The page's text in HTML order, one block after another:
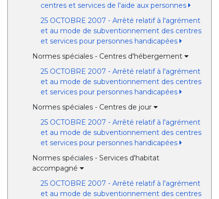
centres et services de l'aide aux personnes
25 OCTOBRE 2007 - Arrêté relatif à l'agrément
et au mode de subventionnement des centres
et services pour personnes handicapées
Normes spéciales - Centres d'hébergement
25 OCTOBRE 2007 - Arrêté relatif à l'agrément
et au mode de subventionnement des centres
et services pour personnes handicapées
Normes spéciales - Centres de jour
25 OCTOBRE 2007 - Arrêté relatif à l'agrément
et au mode de subventionnement des centres
et services pour personnes handicapées
Normes spéciales - Services d'habitat
accompagné
25 OCTOBRE 2007 - Arrêté relatif à l'agrément
et au mode de subventionnement des centres